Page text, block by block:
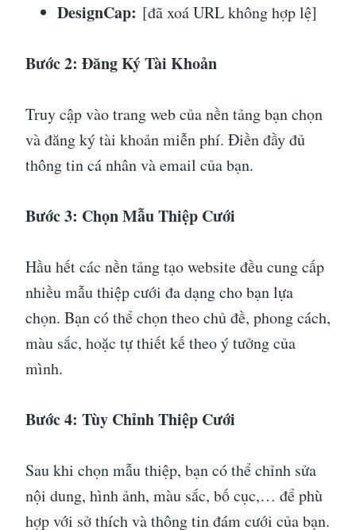
DesignCap: [đã xoá URL không hợp lệ]
Bước 2: Đăng Ký Tài Khoản
Truy cập vào trang web của nền tảng bạn chọn
và đăng ký tài khoản miễn phí. Điền đầy đủ
thông tin cá nhân và email của bạn.
Bước 3: Chọn Mẫu Thiệp Cưới
Hầu hết các nền tảng tạo website đều cung cấp
nhiều mẫu thiệp cưới đa dạng cho bạn lựa
chọn. Bạn có thể chọn theo chủ đề, phong cách,
màu sắc, hoặc tự thiết kế theo ý tưởng của
mình.
Bước 4: Tùy Chỉnh Thiệp Cưới
Sau khi chọn mẫu thiệp, bạn có thể chỉnh sửa
nội dung, hình ảnh, màu sắc, bố cục,… để phù
hợp với sở thích và thông tin đám cưới của bạn.